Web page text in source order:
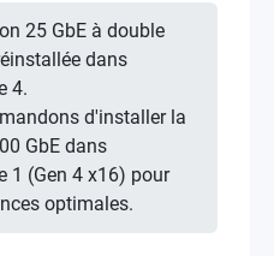
25 GbE à double
dans
4.
d'installer la
GbE dans
1 (Gen 4 x16) pour
optimales.